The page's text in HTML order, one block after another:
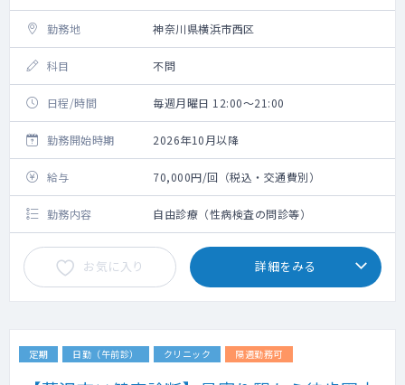
なとみらい線
勤務地
神奈川県横浜市西区
科目 不問
日程/時間 毎週月曜日 12:00～21:00
勤務開始時期 2026年10月以降
給与 70,000円/回（税込・交通費別）
勤務内容 自由診療（性病検査の問診等）
お気に入り 詳細をみる
定期 日勤（午前診） クリニック 隔週勤務可